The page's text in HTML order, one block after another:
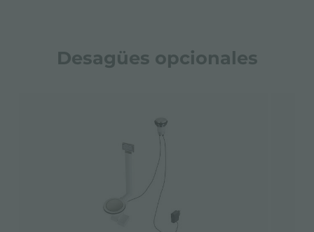
Desagües opcionales